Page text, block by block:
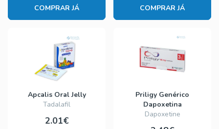
COMPRAR JÁ COMPRAR JÁ
Apcalis Oral Jelly
Tadalafil
2.01€
Priligy Genérico
Dapoxetina
Dapoxetine